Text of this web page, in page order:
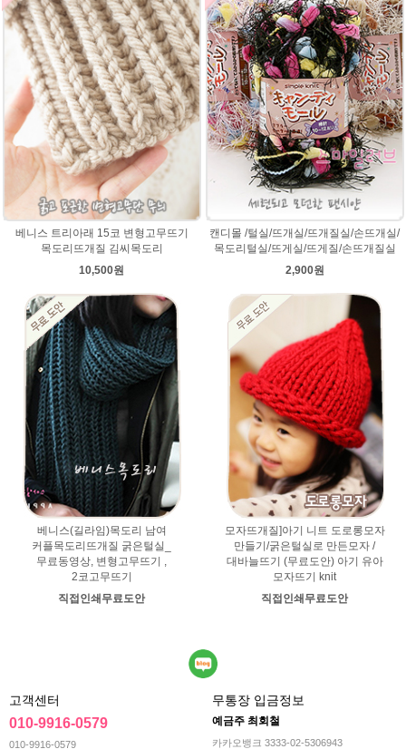
베니스 트리아래 15코 변형고무뜨기
목도리뜨개질 김씨목도리
10,500원
캔디몰 /털실/뜨개실/뜨개질실/손뜨개실/
목도리털실/뜨게실/뜨게질/손뜨개질실
2,900원
베니스(길라임)목도리 남여
커플목도리뜨개질 굵은털실_
무료동영상, 변형고무뜨기 ,
2코고무뜨기
직접인쇄무료도안
모자뜨개질]아기 니트 도로롱모자
만들기/굵은털실로 만든모자 /
대바늘뜨기 (무료도안) 아기 유아
모자뜨기 knit
직접인쇄무료도안
고객센터
010-9916-0579
010-9916-0579
무통장 입금정보
예금주 최회철
카카오뱅크 3333-02-5306943